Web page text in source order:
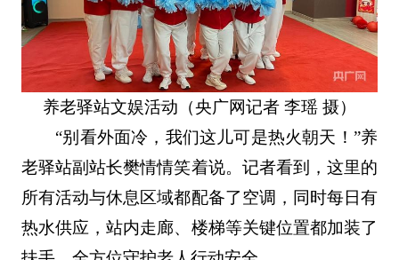
养老驿站文娱活动（央广网记者 李瑶 摄）
“别看外面冷，我们这儿可是热火朝天！”养
老驿站副站长樊情情笑着说。记者看到，这里的
所有活动与休息区域都配备了空调，同时每日有
热水供应，站内走廊、楼梯等关键位置都加装了